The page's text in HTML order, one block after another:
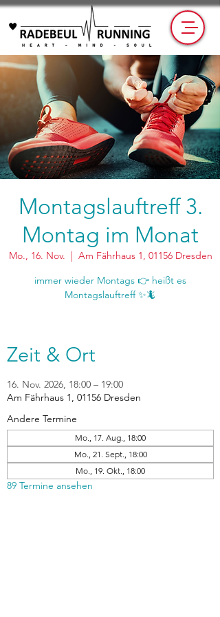
Montagslauftreff 3.
Montag im Monat
Mo., 16. Nov.
  |
Am Fährhaus 1, 01156 Dresden
immer wieder Montags 👉 heißt es
Montagslauftreff ✨🦎
Zeit & Ort
16. Nov. 2026, 18:00 – 19:00
Am Fährhaus 1, 01156 Dresden
Andere Termine
Mo., 17. Aug., 18:00
Mo., 21. Sept., 18:00
Mo., 19. Okt., 18:00
89 Termine ansehen